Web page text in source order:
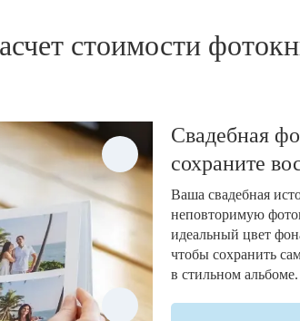
стоимости
Свадебная
сохраните
Ваша свадебная
неповторимую
идеальный цвет
чтобы сохранить
в стильном альбоме.